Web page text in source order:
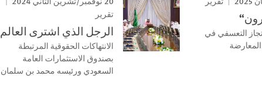
التعسفي في
تقرير
الرجل الذي اشترى العالم
الانتهاكات الحقوقية المرتبطة
بصندوق الاستثمارات العامة
السعودي ورئيسه محمد بن سلمان